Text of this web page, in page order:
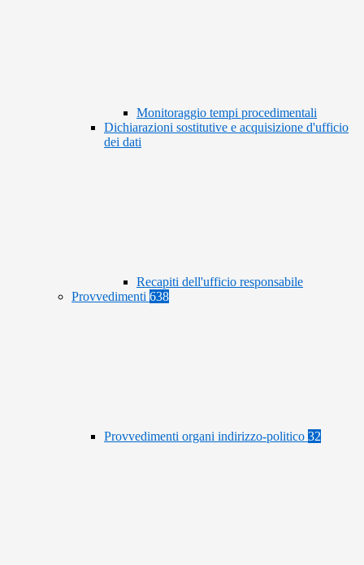
Monitoraggio tempi procedimentali
Dichiarazioni sostitutive e acquisizione d'ufficio
dei dati
Recapiti dell'ufficio responsabile
Provvedimenti 638
Provvedimenti organi indirizzo-politico 32